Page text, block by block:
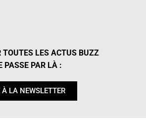
TOUTES LES ACTUS BUZZ
PASSE PAR LÀ :
LA NEWSLETTER